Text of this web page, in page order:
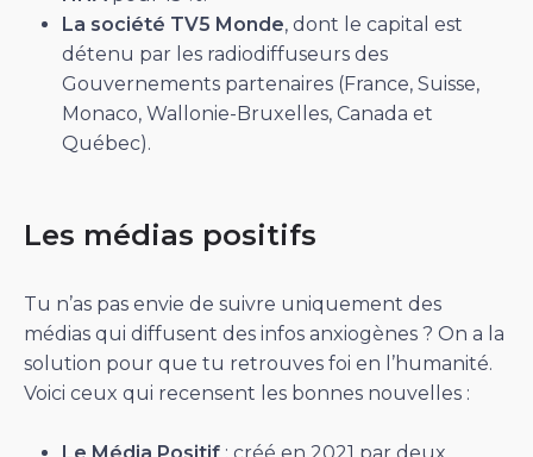
La société TV5 Monde, dont le capital est
détenu par les radiodiffuseurs des
Gouvernements partenaires (France, Suisse,
Monaco, Wallonie-Bruxelles, Canada et
Québec).
Les médias positifs
Tu n’as pas envie de suivre uniquement des
médias qui diffusent des infos anxiogènes ? On a la
solution pour que tu retrouves foi en l’humanité.
Voici ceux qui recensent les bonnes nouvelles :